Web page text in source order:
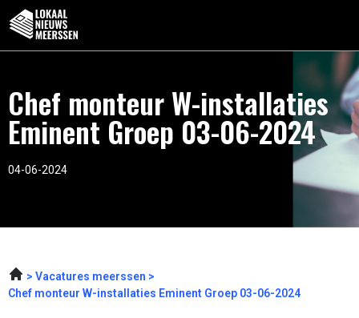
Chef monteur W-installaties
Eminent Groep 03-06-2024
04-06-2024
Vacatures meerssen
Chef monteur W-installaties Eminent Groep 03-06-2024